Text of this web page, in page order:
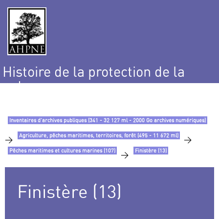
Histoire de la protection de la
nature
Inventaires d’archives publiques (341 - 32 127 ml - 2000 Go archives numériques)
> Agriculture, pêches maritimes, territoires, forêt (495 - 11 672 ml) >
Pêches maritimes et cultures marines (107) > Finistère (13)
Finistère (13)